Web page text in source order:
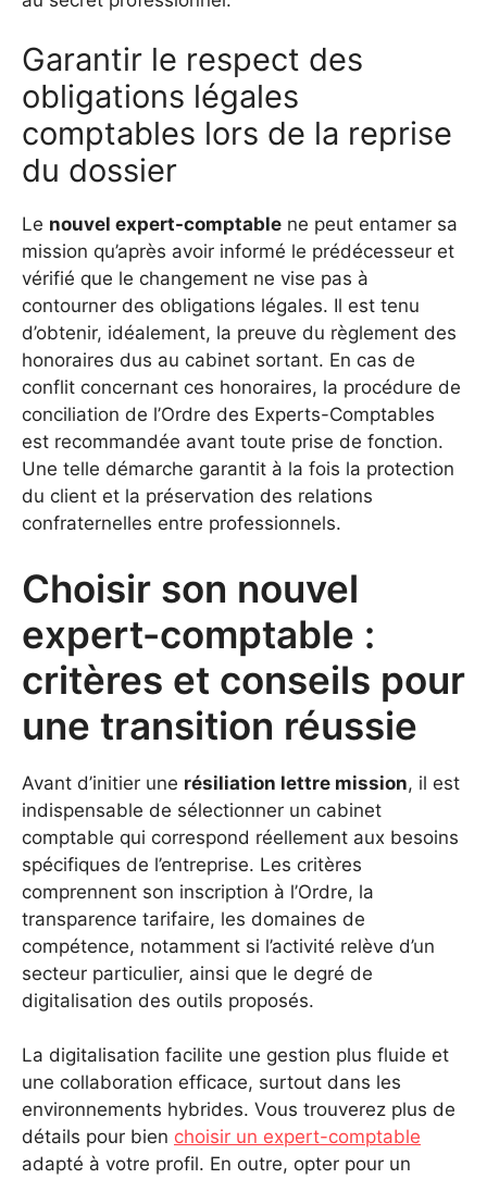
Garantir le respect des
obligations légales
comptables lors de la reprise
du dossier
Le nouvel expert-comptable ne peut entamer sa
mission qu’après avoir informé le prédécesseur et
vérifié que le changement ne vise pas à
contourner des obligations légales. Il est tenu
d’obtenir, idéalement, la preuve du règlement des
honoraires dus au cabinet sortant. En cas de
conflit concernant ces honoraires, la procédure de
conciliation de l’Ordre des Experts-Comptables
est recommandée avant toute prise de fonction.
Une telle démarche garantit à la fois la protection
du client et la préservation des relations
confraternelles entre professionnels.
Choisir son nouvel
expert-comptable :
critères et conseils pour
une transition réussie
Avant d’initier une résiliation lettre mission, il est
indispensable de sélectionner un cabinet
comptable qui correspond réellement aux besoins
spécifiques de l’entreprise. Les critères
comprennent son inscription à l’Ordre, la
transparence tarifaire, les domaines de
compétence, notamment si l’activité relève d’un
secteur particulier, ainsi que le degré de
digitalisation des outils proposés.
La digitalisation facilite une gestion plus fluide et
une collaboration efficace, surtout dans les
environnements hybrides. Vous trouverez plus de
détails pour bien choisir un expert-comptable
adapté à votre profil. En outre, opter pour un